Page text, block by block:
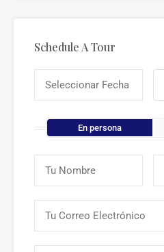
Schedule A Tour
En persona